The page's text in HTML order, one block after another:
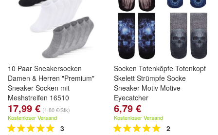
10 Paar Sneakersocken
Damen & Herren "Premium"
Sneaker Socken mit
Meshstreifen 16510
17,99 € (1,80 €/Stk)
Kostenloser Versand
3
Socken Totenköpfe Totenkopf
Skelett Strümpfe Socke
Sneaker Motiv Motive
Eyecatcher
6,79 €
Kostenloser Versand
2